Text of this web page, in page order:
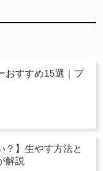
おすすめ15選｜プ
？】生やす方法と
解説